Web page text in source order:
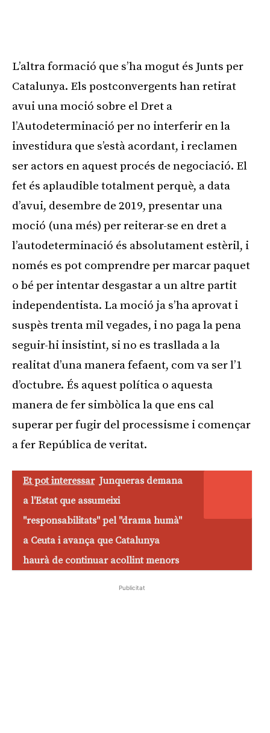
L’altra formació que s’ha mogut és Junts per
Catalunya. Els postconvergents han retirat
avui una moció sobre el Dret a
l’Autodeterminació per no interferir en la
investidura que s’està acordant, i reclamen
ser actors en aquest procés de negociació. El
fet és aplaudible totalment perquè, a data
d’avui, desembre de 2019, presentar una
moció (una més) per reiterar-se en dret a
l’autodeterminació és absolutament estèril, i
només es pot comprendre per marcar paquet
o bé per intentar desgastar a un altre partit
independentista. La moció ja s’ha aprovat i
suspès trenta mil vegades, i no paga la pena
seguir-hi insistint, si no es trasllada a la
realitat d’una manera fefaent, com va ser l’1
d’octubre. És aquest política o aquesta
manera de fer simbòlica la que ens cal
superar per fugir del processisme i començar
a fer República de veritat.
Et pot interessar Junqueras demana
a l'Estat que assumeixi
"responsabilitats" pel "drama humà"
a Ceuta i avança que Catalunya
haurà de continuar acollint menors
Publicitat